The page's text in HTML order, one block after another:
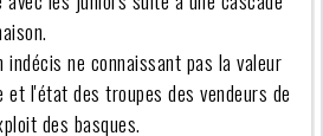
ne connaissant pas la valeur
et l'état des troupes des vendeurs de
des basques.